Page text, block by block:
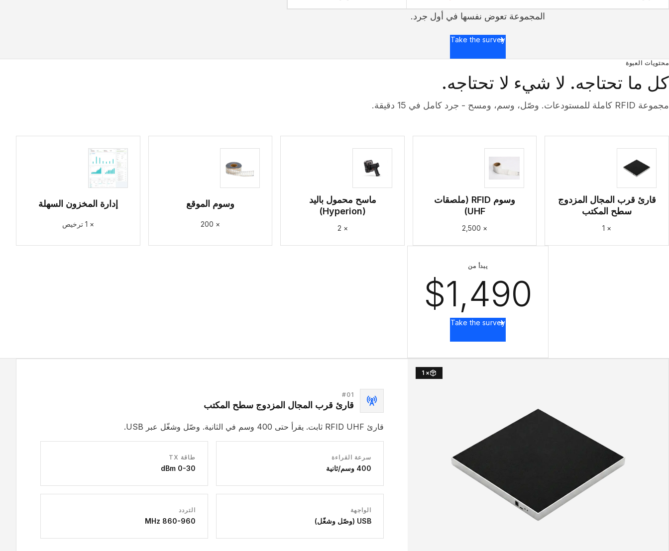
المجموعة تعوض نفسها في أول جرد.
Take the survey
محتويات العبوة
كل ما تحتاجه. لا شيء لا تحتاجه.
مجموعة RFID كاملة للمستودعات. وصّل، وسم، ومسح - جرد كامل في 15 دقيقة.
قارئ قرب المجال المزدوج
سطح المكتب
× 1
وسوم RFID (ملصقات
UHF)
× 2,500
ماسح محمول باليد
(Hyperion)
× 2
وسوم الموقع
× 200
إدارة المخزون السهلة
× 1 ترخيص
يبدأ من
$1,490
Take the survey
× 1
#01
قارئ قرب المجال المزدوج سطح المكتب
قارئ RFID UHF ثابت. يقرأ حتى 400 وسم في الثانية. وصّل وشغّل عبر USB.
سرعة القراءة
400 وسم/ثانية
طاقة TX
0-30 dBm
الواجهة
USB (وصّل وشغّل)
التردد
860-960 MHz